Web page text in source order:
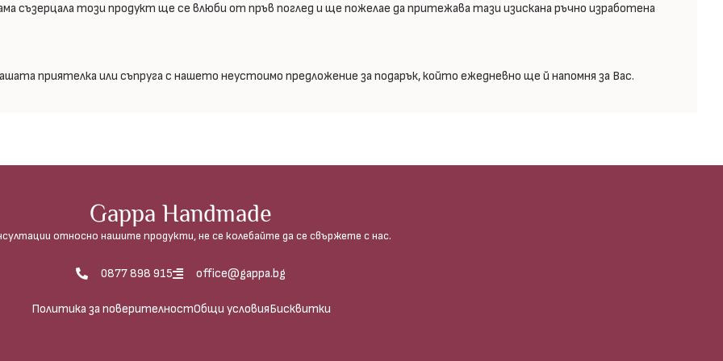
съзерцала този продукт ще се влюби от пръв поглед и ще пожелае да притежава тази изискана ръчно изработена
приятелка или съпруга с нашето неустоимо предложение за подарък, който ежедневно ще й напомня за Вас.
Gappa Handmade
относно нашите продукти, не се колебайте да се свържете с нас.
0877 898 915 office@gappa.bg
Политика за поверителностОбщи условия Бисквитки